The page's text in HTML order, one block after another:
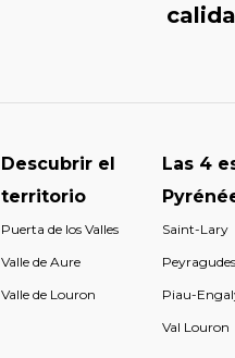
Descubrir el
territorio
Puerta de los Valles
Valle de Aure
Valle de Louron
Las 4
Saint-Lary
Peyragudes
Piau-
Val Louron